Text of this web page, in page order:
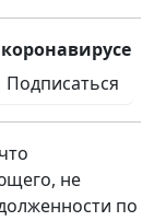
коронавирусе
Подписаться
не
по